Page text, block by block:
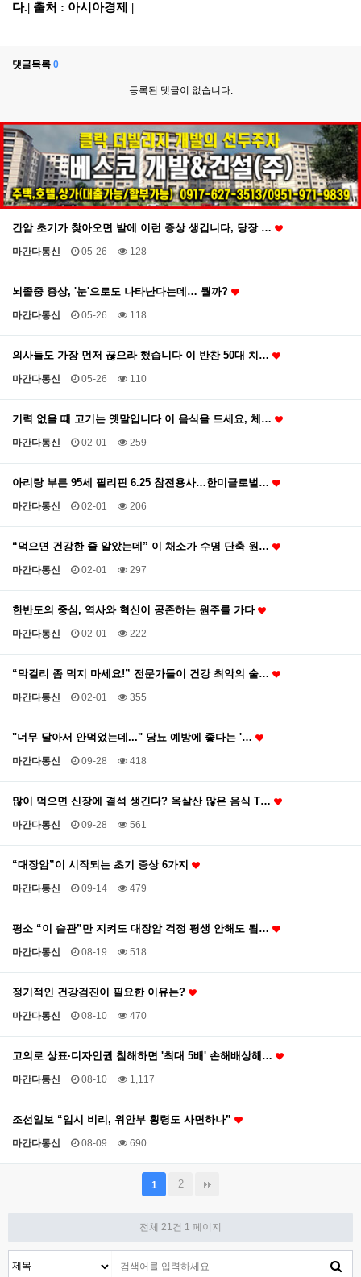
다.| 출처 : 아시아경제 |
댓글목록 0
등록된 댓글이 없습니다.
간암 초기가 찾아오면 발에 이런 증상 생깁니다, 당장 …
마간다통신 05-26 128
뇌졸중 증상, '눈'으로도 나타난다는데… 뭘까?
마간다통신 05-26 118
의사들도 가장 먼저 끊으라 했습니다 이 반찬 50대 치…
마간다통신 05-26 110
기력 없을 때 고기는 옛말입니다 이 음식을 드세요, 체…
마간다통신 02-01 259
아리랑 부른 95세 필리핀 6.25 참전용사…한미글로벌…
마간다통신 02-01 206
“먹으면 건강한 줄 알았는데” 이 채소가 수명 단축 원…
마간다통신 02-01 297
한반도의 중심, 역사와 혁신이 공존하는 원주를 가다
마간다통신 02-01 222
“막걸리 좀 먹지 마세요!” 전문가들이 건강 최악의 술…
마간다통신 02-01 355
"너무 달아서 안먹었는데..." 당뇨 예방에 좋다는 '…
마간다통신 09-28 418
많이 먹으면 신장에 결석 생긴다? 옥살산 많은 음식 T…
마간다통신 09-28 561
“대장암”이 시작되는 초기 증상 6가지
마간다통신 09-14 479
평소 “이 습관”만 지켜도 대장암 걱정 평생 안해도 됩…
마간다통신 08-19 518
정기적인 건강검진이 필요한 이유는?
마간다통신 08-10 470
고의로 상표·디자인권 침해하면 '최대 5배' 손해배상해…
마간다통신 08-10 1,117
조선일보 “입시 비리, 위안부 횡령도 사면하나”
마간다통신 08-09 690
1 2
전체 21건 1 페이지